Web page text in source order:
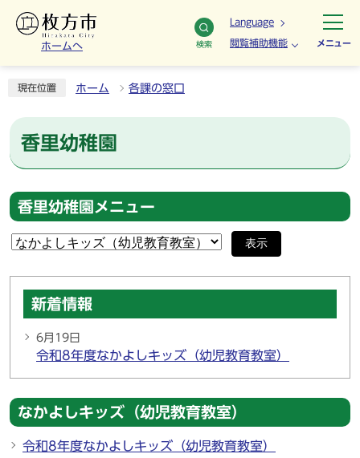
ホームへ 検索
Language
閲覧補助機能 メニュー
現在位置 ホーム 各課の窓口
香里幼稚園
香里幼稚園メニュー
表示
新着情報
6月19日
令和8年度なかよしキッズ（幼児教育教室）
なかよしキッズ（幼児教育教室）
令和8年度なかよしキッズ（幼児教育教室）